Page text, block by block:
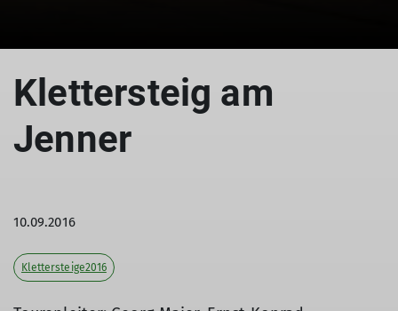
Klettersteig am
Jenner
10.09.2016
Klettersteige2016